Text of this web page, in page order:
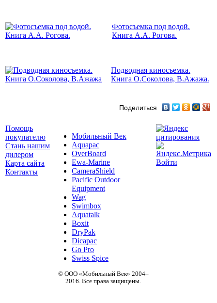
Фотосъемка под водой.
Книга А.А. Рогова.
Подводная киносъемка.
Книга О.Соколова, В.Ажажа.
Поделиться
Помощь
покупателю
Стань нашим
дилером
Карта сайта
Контакты
Мобильный Век
Aquapac
OverBoard
Ewa-Marine
CameraShield
Pacific Outdoor
Equipment
Wag
Swimbox
Aquatalk
Boxit
DryPak
Dicapac
Go Pro
Swiss Spice
© ООО «Мобильный Век» 2004–
2016. Все права защищены.
Войти